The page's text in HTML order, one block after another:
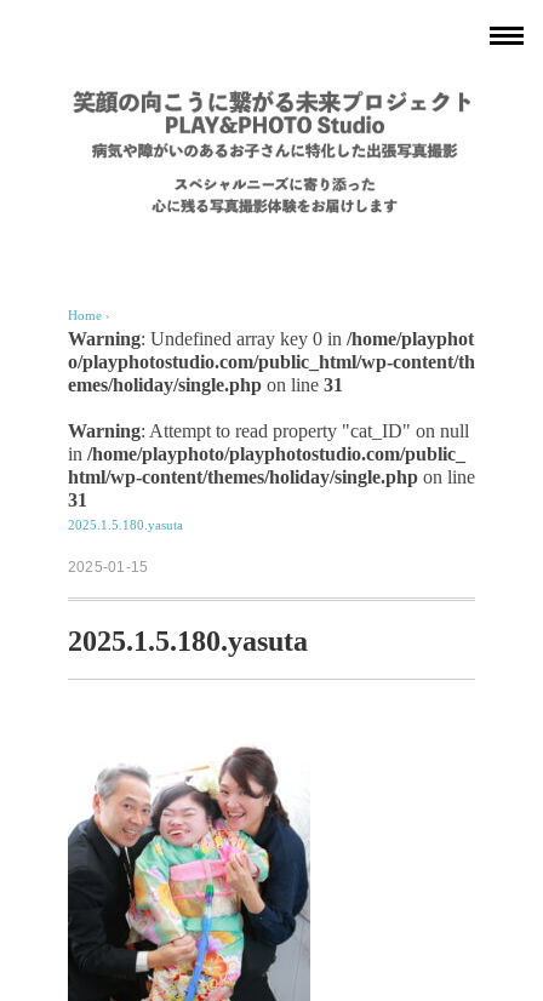
Home ›
Warning: Undefined array key 0 in /home/playphot
o/playphotostudio.com/public_html/wp-content/th
emes/holiday/single.php on line 31
Warning: Attempt to read property "cat_ID" on null
in /home/playphoto/playphotostudio.com/public_
html/wp-content/themes/holiday/single.php on line
31
2025.1.5.180.yasuta
2025-01-15
2025.1.5.180.yasuta